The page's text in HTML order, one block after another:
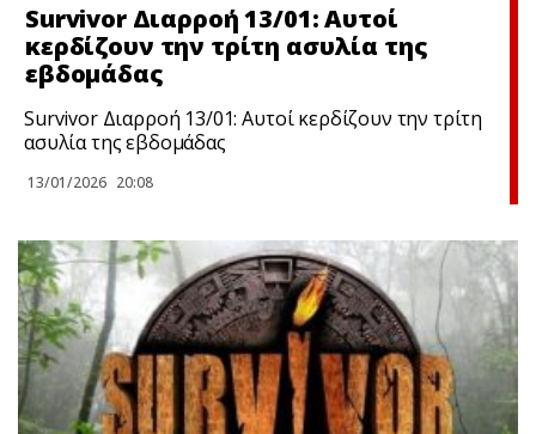
Survivor Διαρροή 13/01: Αυτοί
κερδίζουν την τρίτη ασυλία της
εβδομάδας
Survivor Διαρροή 13/01: Αυτοί κερδίζουν την τρίτη
ασυλία της εβδομάδας
13/01/2026 20:08